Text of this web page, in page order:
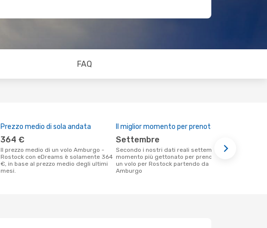
FAQ
Prezzo medio di sola andata
364 €
Il prezzo medio di un volo Amburgo -
Rostock con eDreams è solamente 364
€, in base al prezzo medio degli ultimi
mesi.
Il miglior momento per prenotare
settembre
Secondo i nostri dati reali settembre è il
momento più gettonato per prenotare
un volo per Rostock partendo da
Amburgo